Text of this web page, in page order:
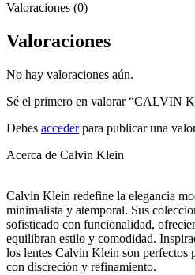
Valoraciones (0)
Valoraciones
No hay valoraciones aún.
Sé el primero en valorar “CALVIN
Debes accederpara publicar una
Acerca de Calvin Klein
Calvin Klein redefine la elegancia
minimalista y atemporal. Sus
sofisticado con funcionalidad,
equilibran estilo y comodidad.
los lentes Calvin Klein son perfectos
con discreción y refinamiento.